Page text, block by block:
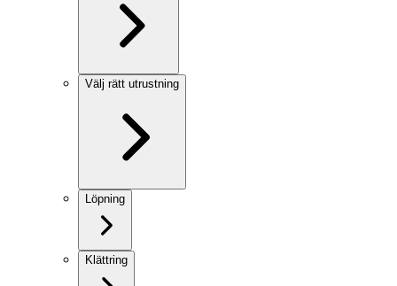
Välj rätt utrustning
Löpning
Klättring